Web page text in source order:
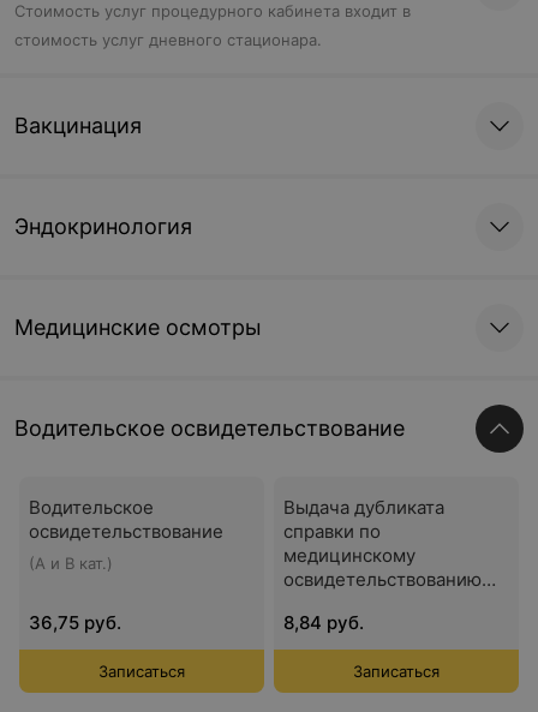
Стоимость услуг процедурного кабинета входит в
стоимость услуг дневного стационара.
Вакцинация
Эндокринология
Медицинские осмотры
Водительское освидетельствование
Водительское
освидетельствование
(A и B кат.)
36,75 руб.
Записаться
Выдача дубликата
справки по
медицинскому
освидетельствованию
на право управления
транспортными
средствами
8,84 руб.
Записаться